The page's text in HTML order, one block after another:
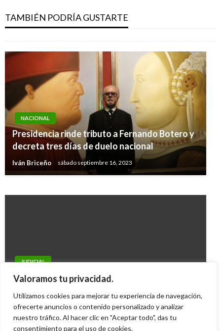
Valoramos tu privacidad.
Utilizamos cookies para mejorar tu experiencia de navegación,
ofrecerte anuncios o contenido personalizado y analizar
nuestro tráfico. Al hacer clic en "Aceptar todo", das tu
consentimiento para el uso de cookies.
TAMBIÉN PODRÍA GUSTARTE
sentimental
Giovanni Alarcón M. sábado julio 13, 2019
NACIONAL
Presidencia rinde tributo a Fernando Botero y
decreta tres días de duelo nacional
Iván Briceño sábado septiembre 16, 2023
ECONOMÍA
Cafeteros comprarían participación en tiendas
Giovanni Alarcón M. viernes diciembre 26, 2008
JUDICIAL
Otorgan libertad a temido exparamilitar alias
Mary Gomez viernes mayo 22, 2015